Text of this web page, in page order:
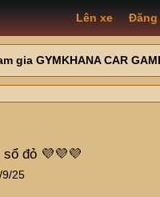
Lên xe Đăng
gia GYMKHANA CAR
sổ đỏ 💜💜💜
9/25